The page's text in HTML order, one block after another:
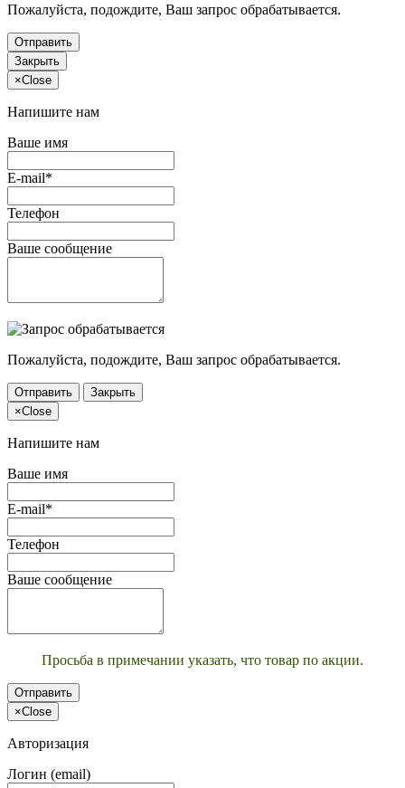
Пожалуйста, подождите, Ваш запрос обрабатывается.
Отправить
Закрыть
×Close
Напишите нам
Ваше имя
E-mail*
Телефон
Ваше сообщение
Пожалуйста, подождите, Ваш запрос обрабатывается.
Отправить
Закрыть
×Close
Напишите нам
Ваше имя
E-mail*
Телефон
Ваше сообщение
Просьба в примечании указать, что товар по акции.
Отправить
×Close
Авторизация
Логин (email)